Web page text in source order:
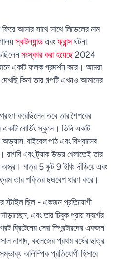
আসার সাথে সাথে লিডেলের নাম
স্কটল্যান্ডএবংফ্রান্সঘটনা
সংস্কার করা হয়েছে2024
একটি ফলক প্রদর্শন করে। আমরা
দেখছি কিনা তার গল্পটি এখনও আমাদের
করেছিলেন তবে তার শৈশবের
একটি বোর্ডিং স্কুলে। তিনি একটি
অভ্যাস, বাইবেল পাঠ এবং বিশ্বাসের
এবং ট্র্যাক উভয় খেলাতেই তার
মাত্র 5 ফুট 9 ইঞ্চি দাঁড়িয়ে এবং
তার শক্তির ছদ্মবেশ ধারণ করে।
স্টাইল ছিল - একজন প্রতিযোগী
এবং তার চিবুক প্রায় স্বর্গের
ব্রিটেনের সেরা স্প্রিন্টারদের একজন
নাগাদ, কলেজের প্রথম বর্ষের ছাত্র
অলিম্পিক প্রতিযোগী হিসাবে